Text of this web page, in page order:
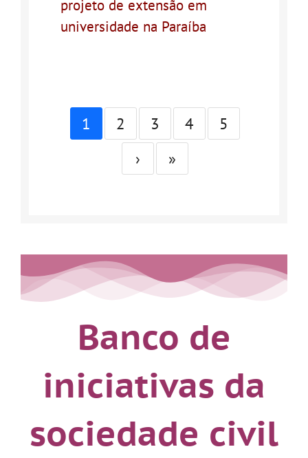
projeto de extensão em
universidade na Paraíba
1 2 3 4
5
›
»
Banco de
iniciativas da
sociedade civil